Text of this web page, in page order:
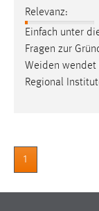
Relevanz:
Einfach unter
Fragen zur
Weiden wendet
Regional
1
Cookie
Max. 13